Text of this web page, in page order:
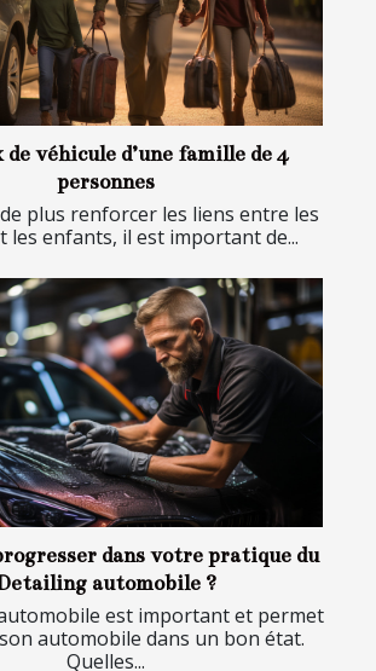
de véhicule d’une famille de 4
personnes
plus renforcer les liens entre les
les enfants, il est important de...
dans votre pratique du
automobile ?
est important et permet
automobile dans un bon état.
Quelles...